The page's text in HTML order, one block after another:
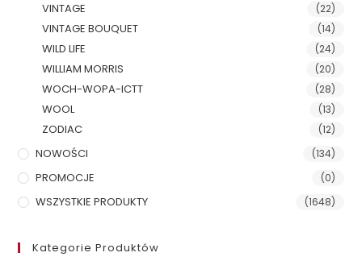
VINTAGE (22)
VINTAGE BOUQUET (14)
WILD LIFE (24)
WILLIAM MORRIS (20)
WOCH-WOPA-ICTT (28)
WOOL (13)
ZODIAC (12)
NOWOŚCI (134)
PROMOCJE (0)
WSZYSTKIE PRODUKTY (1648)
Kategorie Produktów